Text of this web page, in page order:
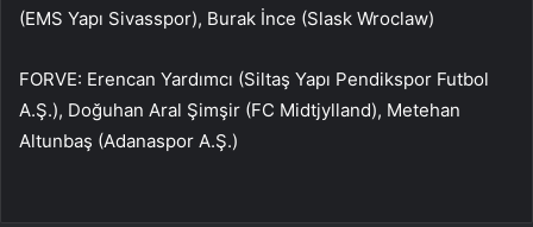
(EMS Yapı Sivasspor), Burak İnce (Slask Wroclaw)
FORVE: Erencan Yardımcı (Siltaş Yapı Pendikspor Futbol
A.Ş.), Doğuhan Aral Şimşir (FC Midtjylland), Metehan
Altunbaş (Adanaspor A.Ş.)